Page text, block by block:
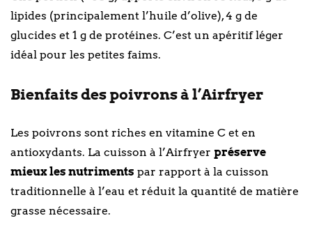
lipides (principalement l’huile d’olive), 4 g de
glucides et 1 g de protéines. C’est un apéritif léger
idéal pour les petites faims.
Bienfaits des poivrons à l’Airfryer
Les poivrons sont riches en vitamine C et en
antioxydants. La cuisson à l’Airfryer préserve
mieux les nutriments par rapport à la cuisson
traditionnelle à l’eau et réduit la quantité de matière
grasse nécessaire.